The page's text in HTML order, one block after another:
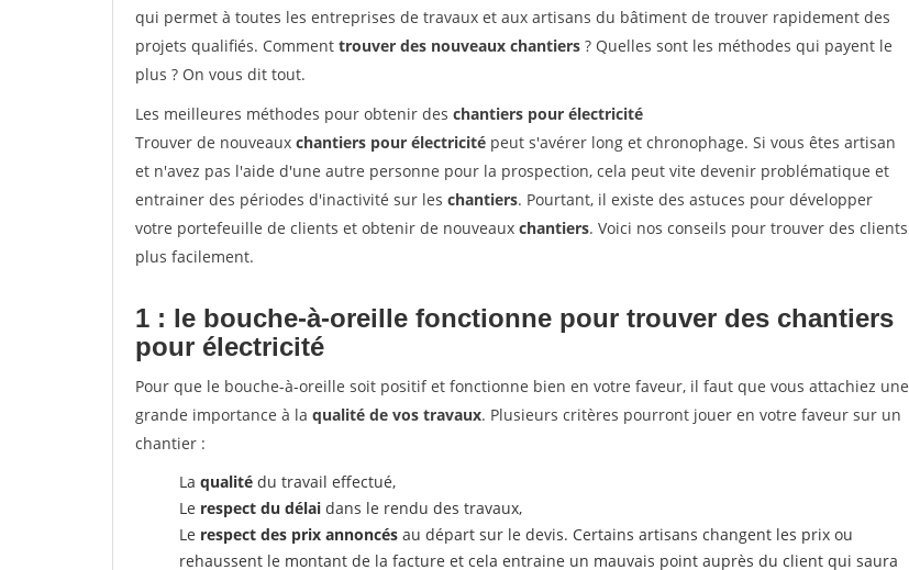
qui permet à toutes les entreprises de travaux et aux artisans du bâtiment de trouver rapidement des
projets qualifiés. Comment trouver des nouveaux chantiers ? Quelles sont les méthodes qui payent le
plus ? On vous dit tout.
Les meilleures méthodes pour obtenir des chantiers pour électricité
Trouver de nouveaux chantiers pour électricité peut s'avérer long et chronophage. Si vous êtes artisan
et n'avez pas l'aide d'une autre personne pour la prospection, cela peut vite devenir problématique et
entrainer des périodes d'inactivité sur les chantiers. Pourtant, il existe des astuces pour développer
votre portefeuille de clients et obtenir de nouveaux chantiers. Voici nos conseils pour trouver des clients
plus facilement.
1 : le bouche-à-oreille fonctionne pour trouver des chantiers
pour électricité
Pour que le bouche-à-oreille soit positif et fonctionne bien en votre faveur, il faut que vous attachiez une
grande importance à la qualité de vos travaux. Plusieurs critères pourront jouer en votre faveur sur un
chantier :
La qualité du travail effectué,
Le respect du délai dans le rendu des travaux,
Le respect des prix annoncés au départ sur le devis. Certains artisans changent les prix ou
rehaussent le montant de la facture et cela entraine un mauvais point auprès du client qui saura